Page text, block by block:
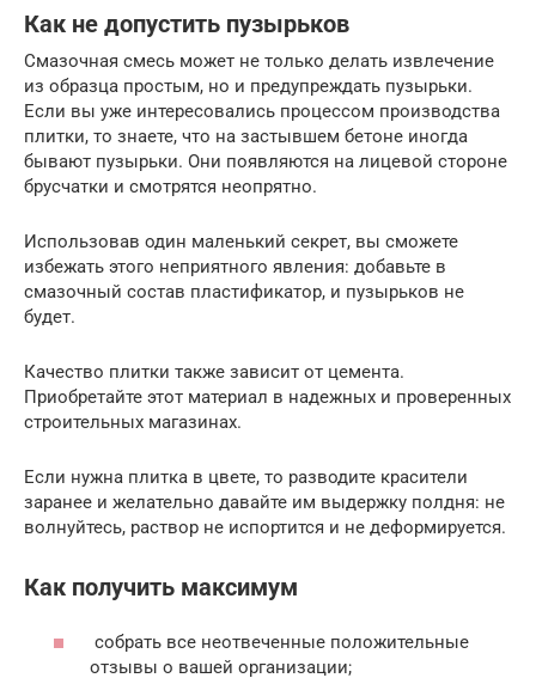
Как не допустить пузырьков
Смазочная смесь может не только делать извлечение
из образца простым, но и предупреждать пузырьки.
Если вы уже интересовались процессом производства
плитки, то знаете, что на застывшем бетоне иногда
бывают пузырьки. Они появляются на лицевой стороне
брусчатки и смотрятся неопрятно.
Использовав один маленький секрет, вы сможете
избежать этого неприятного явления: добавьте в
смазочный состав пластификатор, и пузырьков не
будет.
Качество плитки также зависит от цемента.
Приобретайте этот материал в надежных и проверенных
строительных магазинах.
Если нужна плитка в цвете, то разводите красители
заранее и желательно давайте им выдержку полдня: не
волнуйтесь, раствор не испортится и не деформируется.
Как получить максимум
собрать все неотвеченные положительные
отзывы о вашей организации;